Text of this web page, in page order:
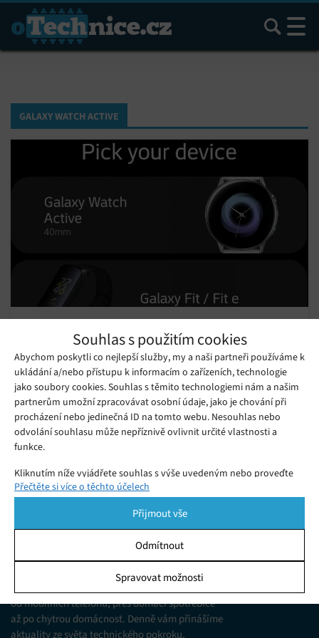
Souhlas s použitím cookies
Abychom poskytli co nejlepší služby, my a naši partneři používáme k
ukládání a/nebo přístupu k informacím o zařízeních, technologie
jako soubory cookies. Souhlas s těmito technologiemi nám a našim
partnerům umožní zpracovávat osobní údaje, jako je chování při
procházení nebo jedinečná ID na tomto webu. Nesouhlas nebo
odvolání souhlasu může nepříznivě ovlivnit určité vlastnosti a
funkce.
Kliknutím níže vyjádřete souhlas s výše uvedeným nebo proveďte
podrobnější rozhodnutí. Vaše volby budou použity pouze na tomto
pomocí přepínačů v Zásadách cookies nebo kliknutím na tlačítko
Spravovat souhlas ve spodní části obrazovky.
Ukládání a/nebo přístup k informacím v zařízení, Porozumění
publiku prostřednictvím statistik nebo kombinací údajů z
různých zdrojů.
Přečtěte si více o těchto účelech
Přijmout vše
Odmítnout
Spravovat možnosti
Hledat
GALAXY WATCH ACTIVE
generaci jeho nositelných zařízení
Pátek 15. 02. 2019 Redakce
Mobilní aplikace Galaxy Wearable, spravující nositelná
zařízení značky Samsung, přinesla nečekané překvapení.
Jsme web zajímající se o technologické novinky
od mobilních telefonů, přes domácí spotřebiče
až po chytrou domácnost. Denně vám přinášíme
aktuality ze světa technického pokroku,